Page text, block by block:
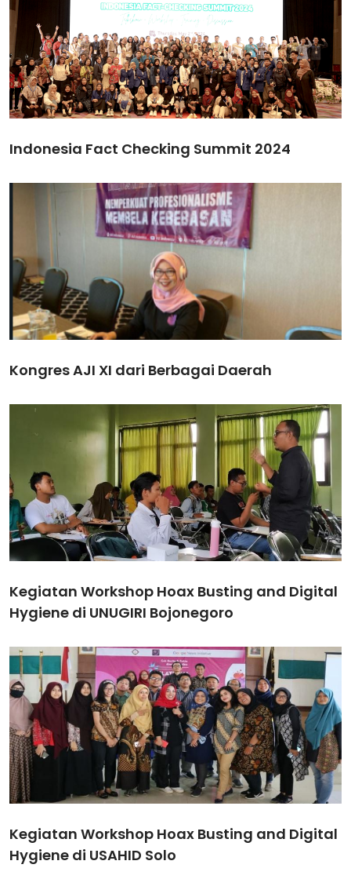
Indonesia Fact Checking Summit 2024
Kongres AJI XI dari Berbagai Daerah
Kegiatan Workshop Hoax Busting and Digital
Hygiene di UNUGIRI Bojonegoro
Kegiatan Workshop Hoax Busting and Digital
Hygiene di USAHID Solo